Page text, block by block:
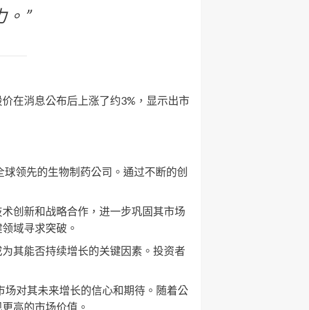
。”
在消息公布后上涨了约3%，显示出市
领先的生物制药公司。通过不断的创
创新和战略合作，进一步巩固其市场
域寻求突破。
其能否持续增长的关键因素。投资者
场对其未来增长的信心和期待。随着公
高的市场价值。